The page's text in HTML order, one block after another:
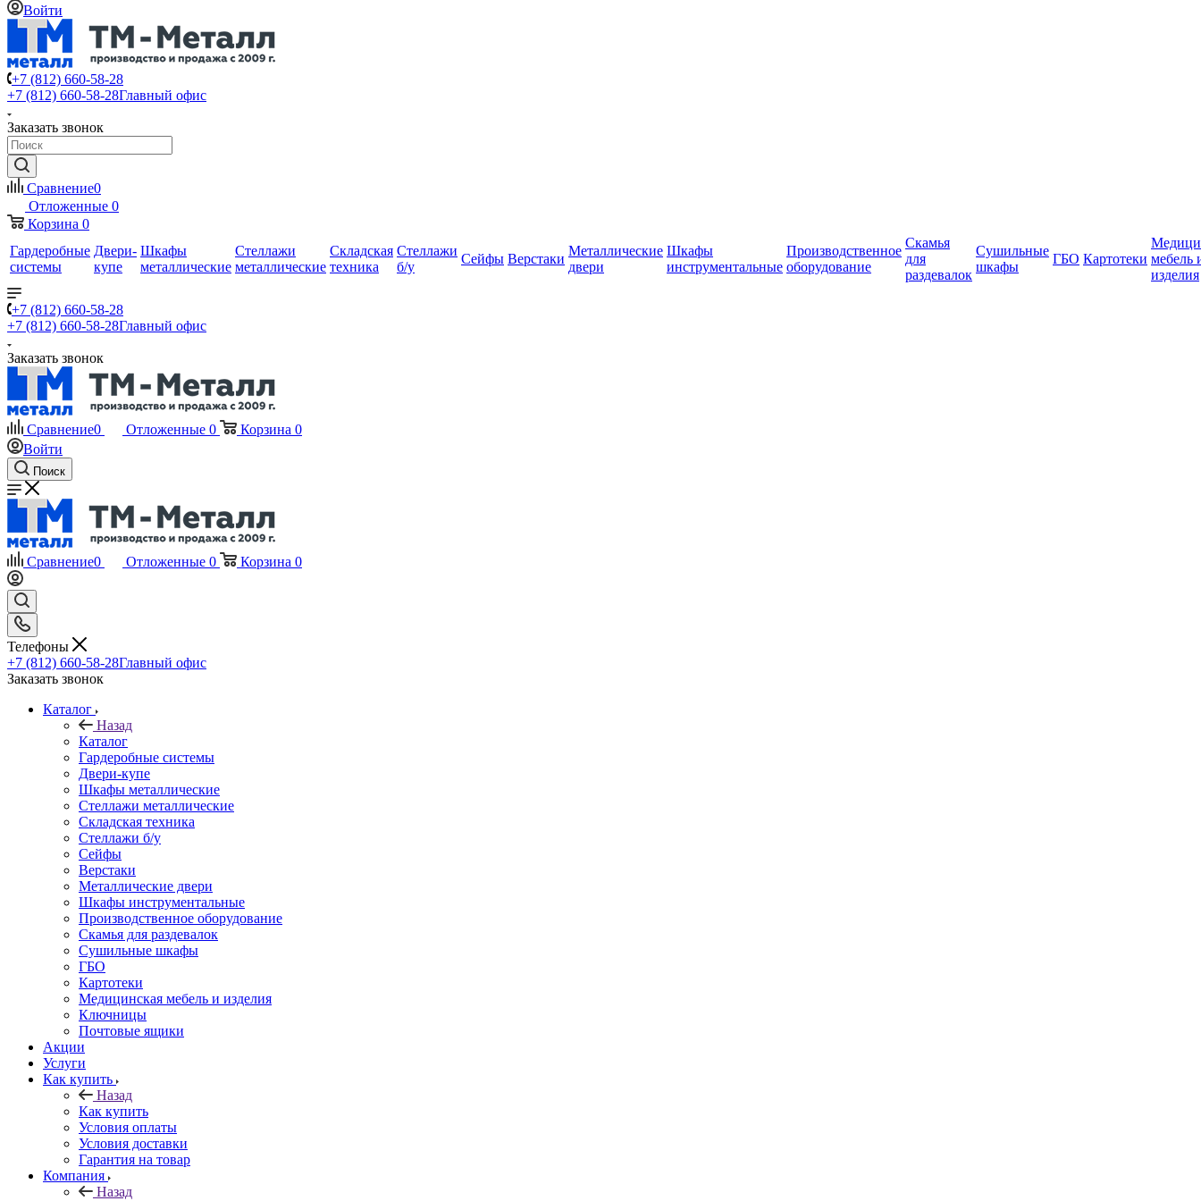
Войти
+7 (812) 660-58-28
+7 (812) 660-58-28Главный офис
Заказать звонок
Сравнение0
Отложенные 0
Корзина 0
Гардеробные
системы
Двери-
купе
Шкафы
металлические
Стеллажи
металлические
Складская
техника
Стеллажи
б/у
Сейфы Верстаки
Металлические
двери
Шкафы
инструментальные
Производственное
оборудование
Скамья
для
раздевалок
Сушильные
шкафы
ГБО Картотеки мебель
изделия
+7 (812) 660-58-28
+7 (812) 660-58-28Главный офис
Заказать звонок
Сравнение0 Отложенные 0 Корзина 0
Войти
Поиск
Сравнение0 Отложенные 0 Корзина 0
Телефоны
+7 (812) 660-58-28Главный офис
Заказать звонок
Каталог
Назад
Каталог
Гардеробные системы
Двери-купе
Шкафы металлические
Стеллажи металлические
Складская техника
Стеллажи б/у
Сейфы
Верстаки
Металлические двери
Шкафы инструментальные
Производственное оборудование
Скамья для раздевалок
Сушильные шкафы
ГБО
Картотеки
Медицинская мебель и изделия
Ключницы
Почтовые ящики
Акции
Услуги
Как купить
Назад
Как купить
Условия оплаты
Условия доставки
Гарантия на товар
Компания
Назад